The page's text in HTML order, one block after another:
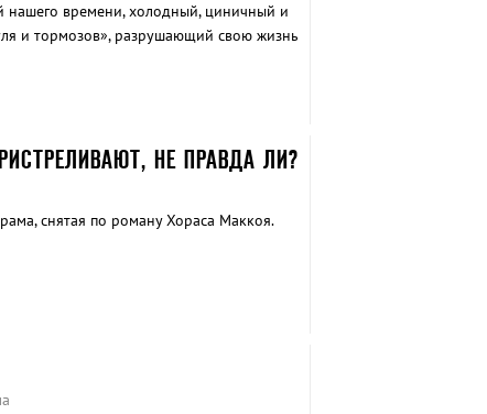
времени, холодный, циничный и
и тормозов», разрушающий свою жизнь
НЕ ПРАВДА ЛИ?
снятая по роману Хораса Маккоя.